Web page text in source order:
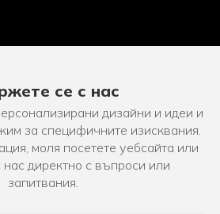
се с нас
дизайни и идеи и
за специфичните изисквания.
моля посетете уебсайта или
директно с въпроси или
запитвания.